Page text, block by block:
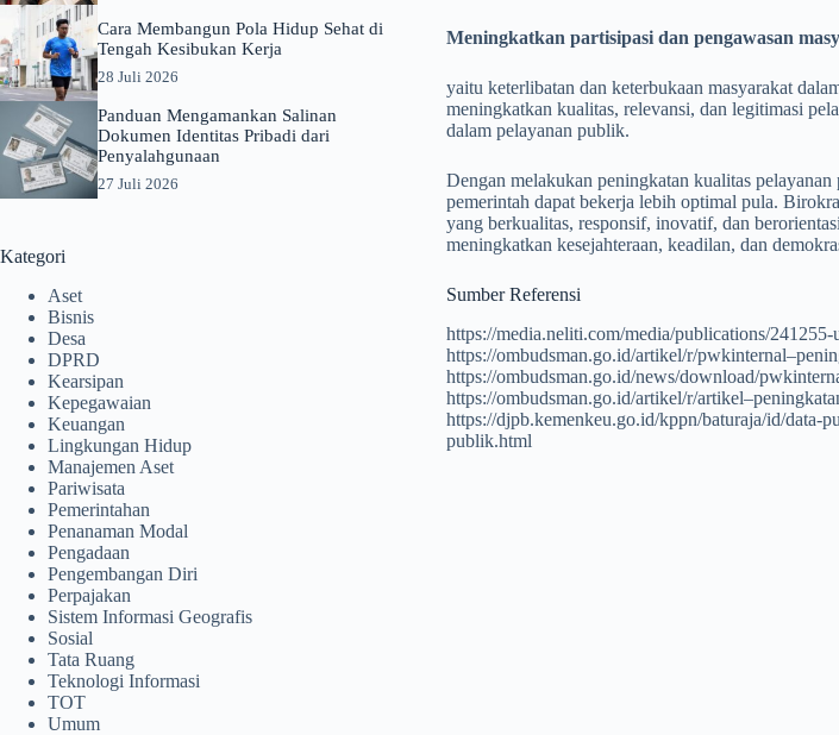
Meningkatkan partisipasi dan pengawasan
yaitu keterlibatan dan keterbukaan masyarakat
meningkatkan kualitas, relevansi, dan legitimasi
dalam pelayanan publik.
Dengan melakukan peningkatan kualitas
pemerintah dapat bekerja lebih optimal pula.
yang berkualitas, responsif, inovatif, dan
meningkatkan kesejahteraan, keadilan, dan
Sumber Referensi
https://media.neliti.com/media/publications/
https://ombudsman.go.id/artikel/r/
https://ombudsman.go.id/news/download/
https://ombudsman.go.id/artikel/r/
https://djpb.kemenkeu.go.id/kppn/baturaja/id/data-
publik.html
Cara Membangun Pola Hidup Sehat di
Tengah Kesibukan Kerja
28 Juli 2026
Panduan Mengamankan Salinan
Dokumen Identitas Pribadi dari
Penyalahgunaan
27 Juli 2026
Kategori
Aset
Bisnis
Desa
DPRD
Kearsipan
Kepegawaian
Keuangan
Lingkungan Hidup
Manajemen Aset
Pariwisata
Pemerintahan
Penanaman Modal
Pengadaan
Pengembangan Diri
Perpajakan
Sistem Informasi Geografis
Sosial
Tata Ruang
Teknologi Informasi
TOT
Umum